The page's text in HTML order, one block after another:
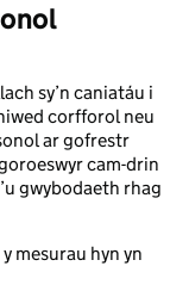
sy’n caniatáu i
corfforol neu
ar gofrestr
cam-drin
gwybodaeth rhag
mesurau hyn yn